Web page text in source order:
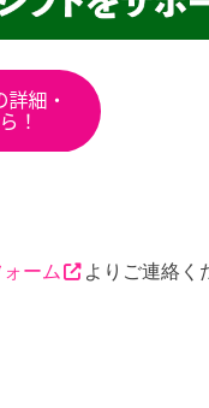
ーム
よりご連絡く